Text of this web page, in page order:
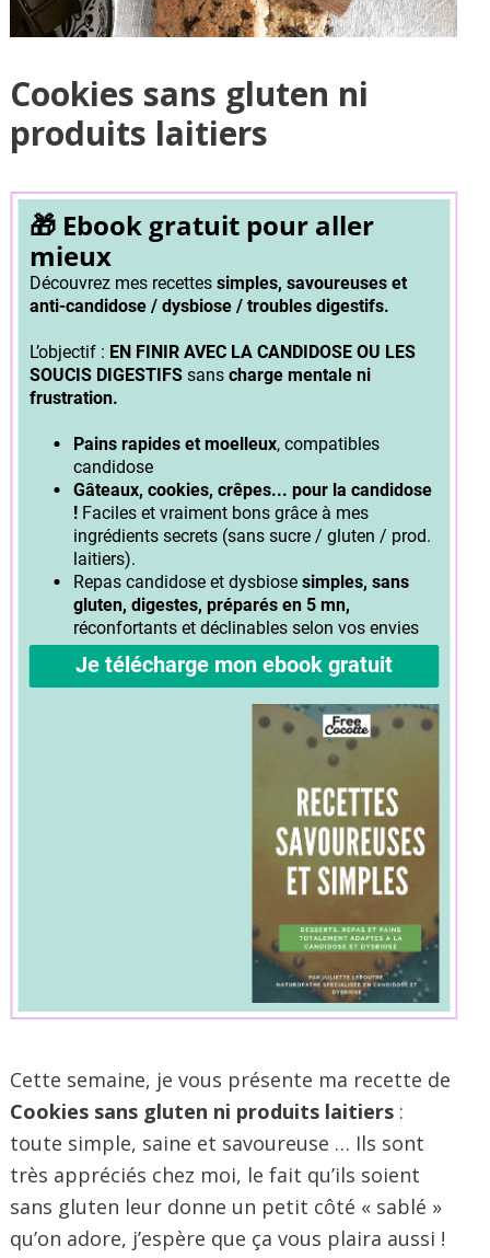
Cookies sans gluten ni
produits laitiers
Cette semaine, je vous présente ma recette de
Cookies sans gluten ni produits laitiers :
toute simple, saine et savoureuse … Ils sont
très appréciés chez moi, le fait qu’ils soient
sans gluten leur donne un petit côté « sablé »
qu’on adore, j’espère que ça vous plaira aussi !